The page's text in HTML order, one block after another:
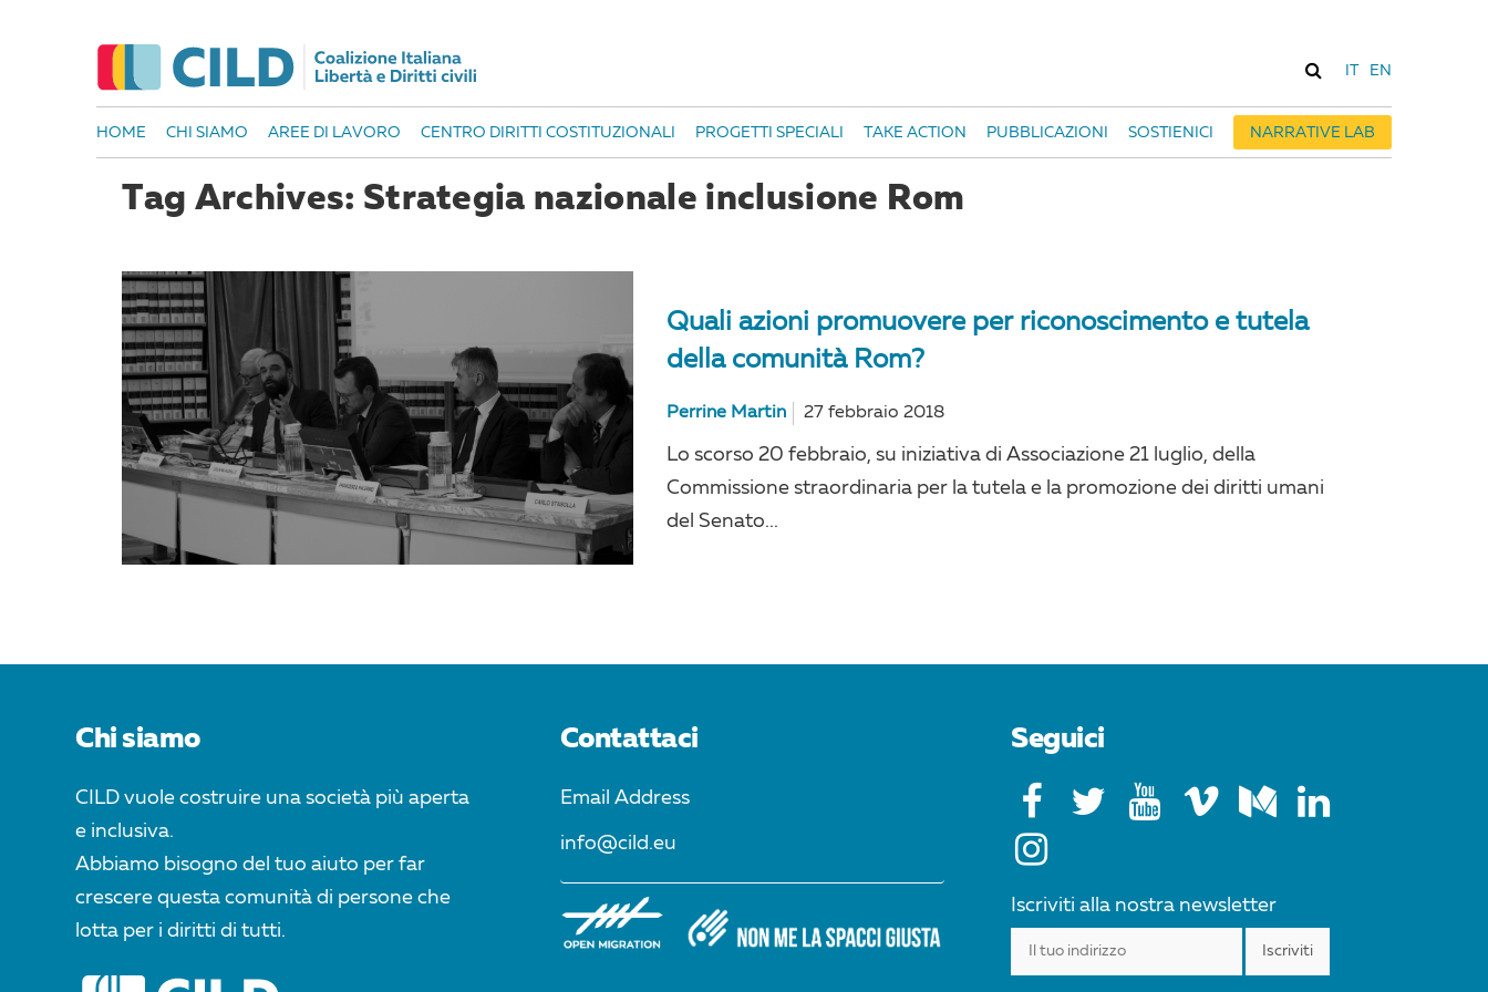
EN
HOME CHI SIAMO AREE DI LAVORO CENTRO DIRITTI COSTITUZIONALI PROGETTI SPECIALI TAKE ACTION PUBBLICAZIONI SOSTIENICI NARRATIVE LAB
Tag Archives: Strategia nazionale inclusione Rom
Quali azioni promuovere per riconoscimento e tutela
della comunità Rom?
Perrine Martin 27 febbraio 2018
Lo scorso 20 febbraio, su iniziativa di Associazione 21 luglio, della
Commissione straordinaria per la tutela e la promozione dei diritti umani
del Senato...
Chi siamo
CILD vuole costruire una società più aperta
e inclusiva.
Abbiamo bisogno del tuo aiuto per far
crescere questa comunità di persone che
lotta per i diritti di tutti.
Contattaci
Email Address
info@cild.eu
Seguici
Iscriviti alla nostra newsletter